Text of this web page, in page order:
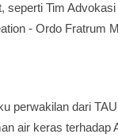
seperti Tim
- Ordo Fratrum
perwakilan dari
air keras terhadap